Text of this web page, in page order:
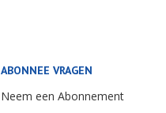
ABONNEE VRAGEN
Neem een Abonnement